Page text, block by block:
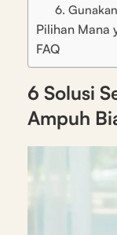
6.
Pilihan Mana
FAQ
6 Solusi
Ampuh